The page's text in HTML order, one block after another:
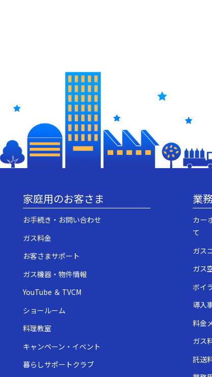
家庭用のお客さま
お手続き・お問い合わせ
ガス料金
お客さまサポート
ガス機器・物件情報
YouTube ＆ TVCM
ショールーム
料理教室
キャンペーン・イベント
暮らしサポートクラブ
業
カー
て
ガス
ガス
ボイ
導入
料金
ガス
託送